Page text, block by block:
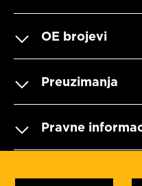
OE brojevi
Preuzimanja
Pravne